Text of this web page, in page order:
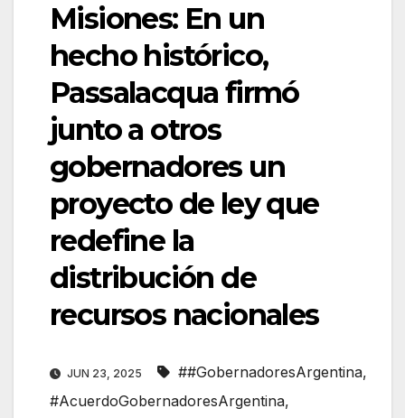
Misiones: En un
hecho histórico,
Passalacqua firmó
junto a otros
gobernadores un
proyecto de ley que
redefine la
distribución de
recursos nacionales
JUN 23, 2025 ##GobernadoresArgentina,
#AcuerdoGobernadoresArgentina,